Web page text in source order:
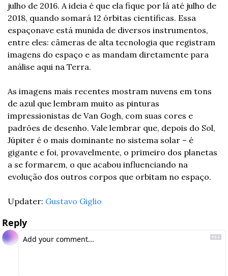
julho de 2016. A ideia é que ela fique por lá até julho de
2018, quando somará 12 órbitas científicas. Essa
espaçonave está munida de diversos instrumentos,
entre eles: câmeras de alta tecnologia que registram
imagens do espaço e as mandam diretamente para
análise aqui na Terra.
As imagens mais recentes mostram nuvens em tons
de azul que lembram muito as pinturas
impressionistas de Van Gogh, com suas cores e
padrões de desenho. Vale lembrar que, depois do Sol,
Júpiter é o mais dominante no sistema solar – é
gigante e foi, provavelmente, o primeiro dos planetas
a se formarem, o que acabou influenciando na
evolução dos outros corpos que orbitam no espaço.
Updater: Gustavo Giglio
Reply